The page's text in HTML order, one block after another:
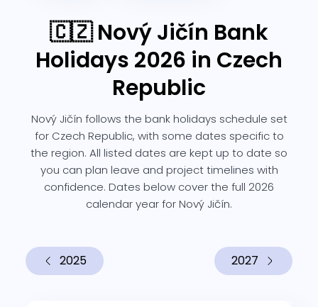
🇨🇿 Nový Jičín Bank
Holidays 2026 in Czech
Republic
Nový Jičín follows the bank holidays schedule set
for Czech Republic, with some dates specific to
the region. All listed dates are kept up to date so
you can plan leave and project timelines with
confidence. Dates below cover the full 2026
calendar year for Nový Jičín.
2025 2027